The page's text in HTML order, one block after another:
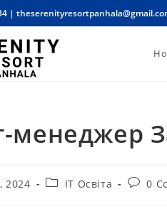
|
менеджер
2024
PostIT Освіта
Post0